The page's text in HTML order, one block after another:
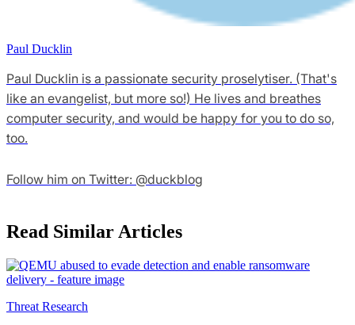
Paul Ducklin
Paul Ducklin is a passionate security proselytiser. (That's
like an evangelist, but more so!) He lives and breathes
computer security, and would be happy for you to do so,
too.
Follow him on Twitter: @duckblog
Read Similar Articles
Threat Research